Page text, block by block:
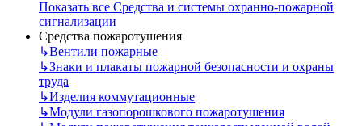
Показать все Средства и системы охранно-пожарной
сигнализации
Средства пожаротушения
↳Вентили пожарные
↳Знаки и плакаты пожарной безопасности и охраны
труда
↳Изделия коммутационные
↳Модули газопорошкового пожаротушения